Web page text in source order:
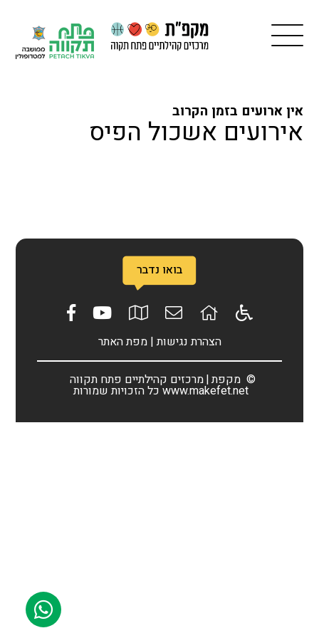
אין ארועים בזמן הקרוב
אירועים אשכול הפיס
בואו נדבר
הצהרת נגישות| מפת האתר
© מקפת מרכזים קהילתיים פתח תקווה
www.makefet.net כל הזכויות שמורות